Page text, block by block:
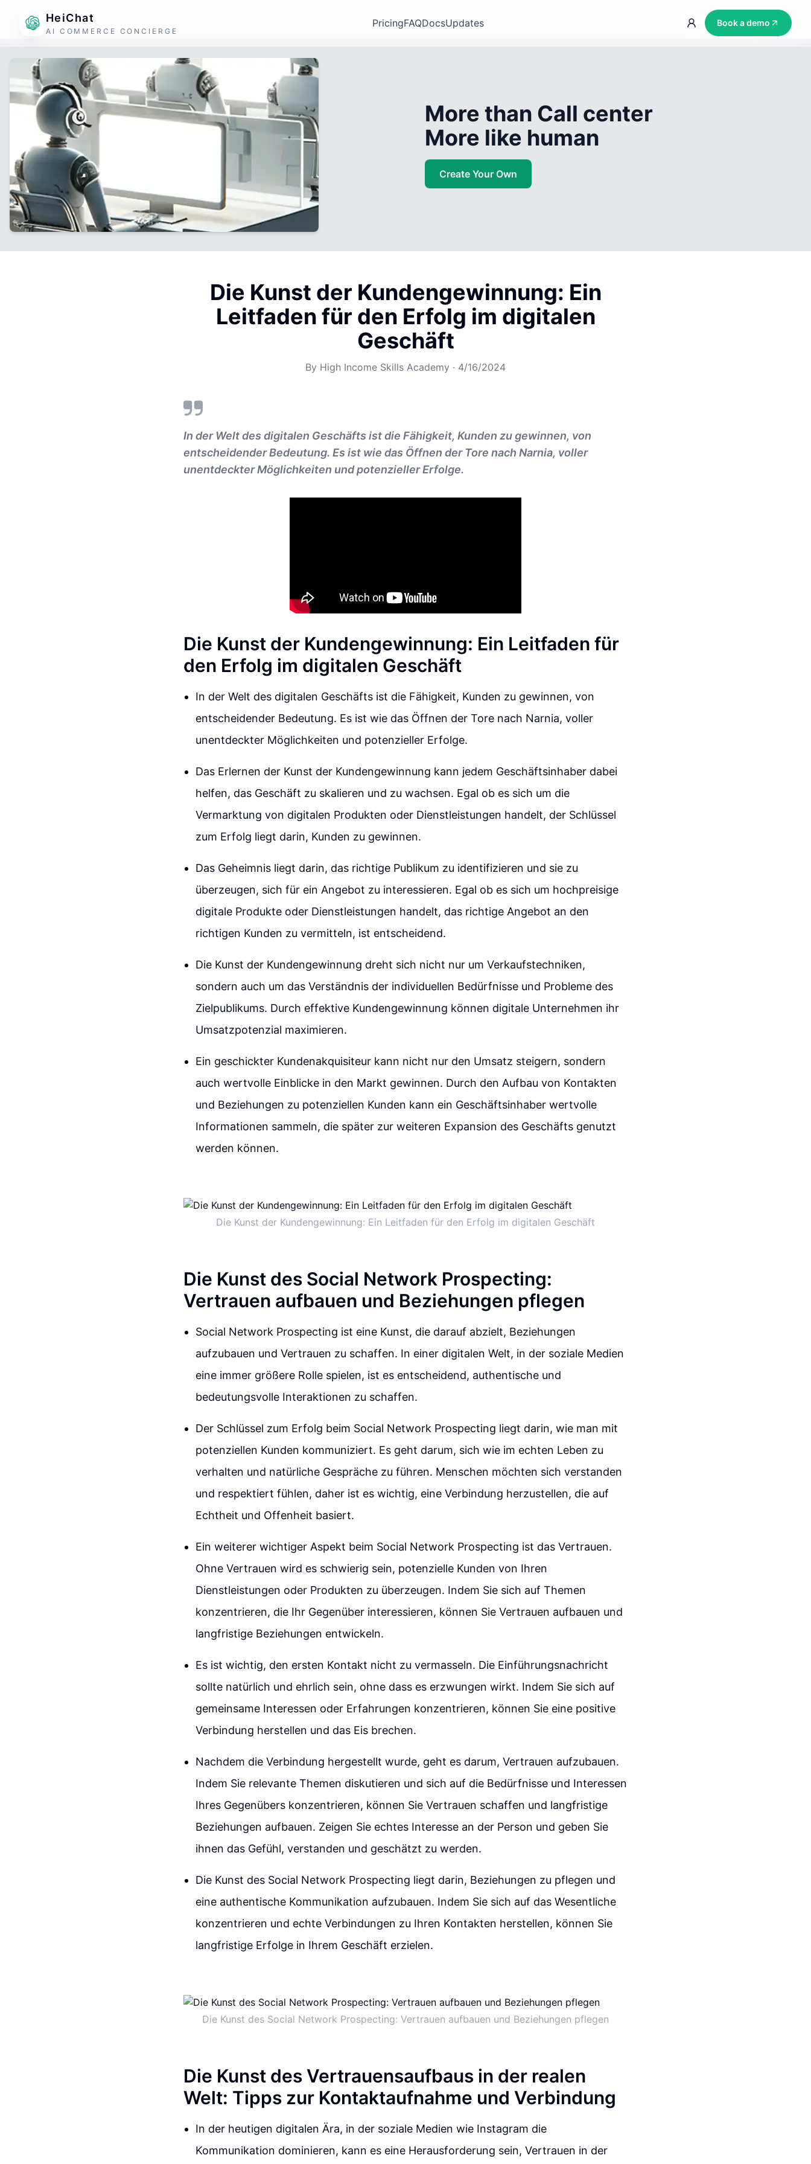
HeiChat
AI COMMERCE CONCIERGE
PricingFAQDocsUpdates Book a demo
More than Call center
More like human
Create Your Own
Die Kunst der Kundengewinnung: Ein
Leitfaden für den Erfolg im digitalen
Geschäft
By High Income Skills Academy · 4/16/2024
In der Welt des digitalen Geschäfts ist die Fähigkeit, Kunden zu gewinnen, von
entscheidender Bedeutung. Es ist wie das Öffnen der Tore nach Narnia, voller
unentdeckter Möglichkeiten und potenzieller Erfolge.
Die Kunst der Kundengewinnung: Ein Leitfaden für
den Erfolg im digitalen Geschäft
In der Welt des digitalen Geschäfts ist die Fähigkeit, Kunden zu gewinnen, von
entscheidender Bedeutung. Es ist wie das Öffnen der Tore nach Narnia, voller
unentdeckter Möglichkeiten und potenzieller Erfolge.
Das Erlernen der Kunst der Kundengewinnung kann jedem Geschäftsinhaber dabei
helfen, das Geschäft zu skalieren und zu wachsen. Egal ob es sich um die
Vermarktung von digitalen Produkten oder Dienstleistungen handelt, der Schlüssel
zum Erfolg liegt darin, Kunden zu gewinnen.
Das Geheimnis liegt darin, das richtige Publikum zu identifizieren und sie zu
überzeugen, sich für ein Angebot zu interessieren. Egal ob es sich um hochpreisige
digitale Produkte oder Dienstleistungen handelt, das richtige Angebot an den
richtigen Kunden zu vermitteln, ist entscheidend.
Die Kunst der Kundengewinnung dreht sich nicht nur um Verkaufstechniken,
sondern auch um das Verständnis der individuellen Bedürfnisse und Probleme des
Zielpublikums. Durch effektive Kundengewinnung können digitale Unternehmen ihr
Umsatzpotenzial maximieren.
Ein geschickter Kundenakquisiteur kann nicht nur den Umsatz steigern, sondern
auch wertvolle Einblicke in den Markt gewinnen. Durch den Aufbau von Kontakten
und Beziehungen zu potenziellen Kunden kann ein Geschäftsinhaber wertvolle
Informationen sammeln, die später zur weiteren Expansion des Geschäfts genutzt
werden können.
Die Kunst der Kundengewinnung: Ein Leitfaden für den Erfolg im digitalen Geschäft
Die Kunst des Social Network Prospecting:
Vertrauen aufbauen und Beziehungen pflegen
Social Network Prospecting ist eine Kunst, die darauf abzielt, Beziehungen
aufzubauen und Vertrauen zu schaffen. In einer digitalen Welt, in der soziale Medien
eine immer größere Rolle spielen, ist es entscheidend, authentische und
bedeutungsvolle Interaktionen zu schaffen.
Der Schlüssel zum Erfolg beim Social Network Prospecting liegt darin, wie man mit
potenziellen Kunden kommuniziert. Es geht darum, sich wie im echten Leben zu
verhalten und natürliche Gespräche zu führen. Menschen möchten sich verstanden
und respektiert fühlen, daher ist es wichtig, eine Verbindung herzustellen, die auf
Echtheit und Offenheit basiert.
Ein weiterer wichtiger Aspekt beim Social Network Prospecting ist das Vertrauen.
Ohne Vertrauen wird es schwierig sein, potenzielle Kunden von Ihren
Dienstleistungen oder Produkten zu überzeugen. Indem Sie sich auf Themen
konzentrieren, die Ihr Gegenüber interessieren, können Sie Vertrauen aufbauen und
langfristige Beziehungen entwickeln.
Es ist wichtig, den ersten Kontakt nicht zu vermasseln. Die Einführungsnachricht
sollte natürlich und ehrlich sein, ohne dass es erzwungen wirkt. Indem Sie sich auf
gemeinsame Interessen oder Erfahrungen konzentrieren, können Sie eine positive
Verbindung herstellen und das Eis brechen.
Nachdem die Verbindung hergestellt wurde, geht es darum, Vertrauen aufzubauen.
Indem Sie relevante Themen diskutieren und sich auf die Bedürfnisse und Interessen
Ihres Gegenübers konzentrieren, können Sie Vertrauen schaffen und langfristige
Beziehungen aufbauen. Zeigen Sie echtes Interesse an der Person und geben Sie
ihnen das Gefühl, verstanden und geschätzt zu werden.
Die Kunst des Social Network Prospecting liegt darin, Beziehungen zu pflegen und
eine authentische Kommunikation aufzubauen. Indem Sie sich auf das Wesentliche
konzentrieren und echte Verbindungen zu Ihren Kontakten herstellen, können Sie
langfristige Erfolge in Ihrem Geschäft erzielen.
Die Kunst des Social Network Prospecting: Vertrauen aufbauen und Beziehungen pflegen
Die Kunst des Vertrauensaufbaus in der realen
Welt: Tipps zur Kontaktaufnahme und Verbindung
In der heutigen digitalen Ära, in der soziale Medien wie Instagram die
Kommunikation dominieren, kann es eine Herausforderung sein, Vertrauen in der